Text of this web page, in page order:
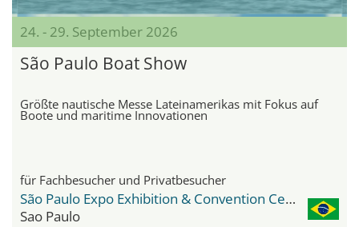
24. - 29. September 2026
São Paulo Boat Show
Größte nautische Messe Lateinamerikas mit Fokus auf
Boote und maritime Innovationen
für Fachbesucher und Privatbesucher
São Paulo Expo Exhibition & Convention Center
Sao Paulo